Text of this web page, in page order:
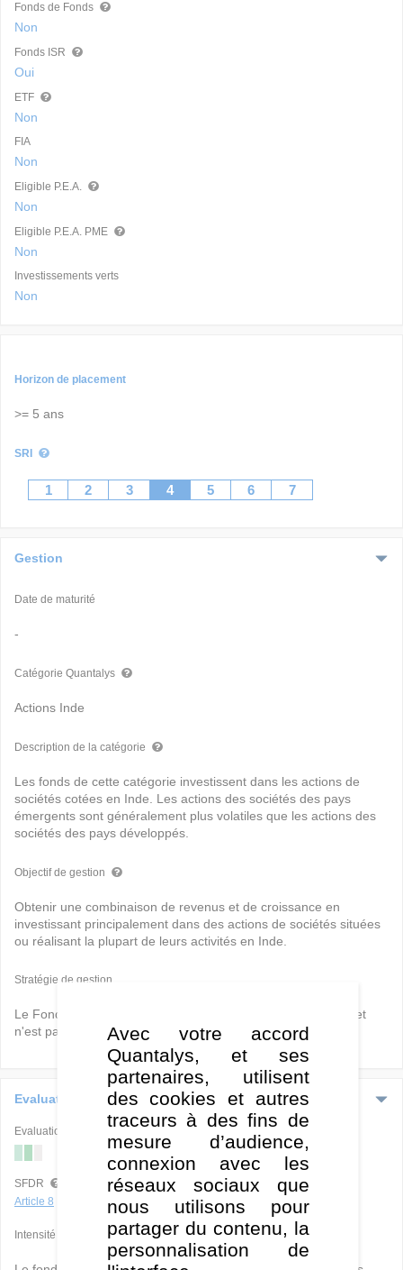
Fonds de Fonds
Non
Fonds ISR
Oui
ETF
Non
FIA
Non
Eligible P.E.A.
Non
Eligible P.E.A. PME
Non
Investissements verts
Non
Horizon de placement
>= 5 ans
SRI
1 2 3 4 5 6 7
Gestion
Date de maturité
-
Catégorie Quantalys
Actions Inde
Description de la catégorie
Les fonds de cette catégorie investissent dans les actions de
sociétés cotées en Inde. Les actions des sociétés des pays
émergents sont généralement plus volatiles que les actions des
sociétés des pays développés.
Objectif de gestion
Obtenir une combinaison de revenus et de croissance en
investissant principalement dans des actions de sociétés situées
ou réalisant la plupart de leurs activités en Inde.
Stratégie de gestion
Le Fonds est géré activement dans le cadre de son objectif et
n'est pas limité par un indice de référence.
Evaluation ESG
Evaluation ISR globale
G
SFDR
Article 8
Intensité
Avec votre accord
Quantalys, et ses
partenaires, utilisent
des cookies et autres
traceurs à des fins de
mesure d’audience,
connexion avec les
réseaux sociaux que
nous utilisons pour
partager du contenu, la
personnalisation de